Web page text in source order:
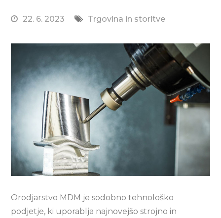
22. 6. 2023 Trgovina in storitve
Orodjarstvo MDM je sodobno tehnološko
podjetje, ki uporablja najnovejšo strojno in